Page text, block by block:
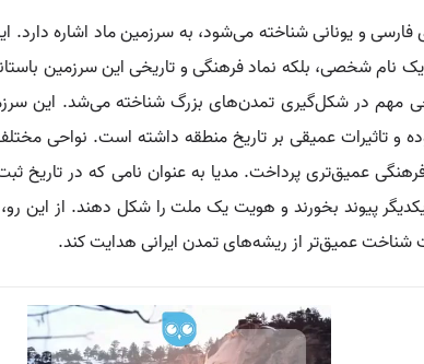
و یونانی شناخته می‌شود، به سرزمین ماد اشاره دارد.
یک نام شخصی، بلکه نماد فرهنگی و تاریخی این سرزمین
مهم در شکل‌گیری تمدن‌های بزرگ شناخته می‌شد. این
تاثیرات عمیقی بر تاریخ منطقه داشته است. نواحی
عمیق‌تری پرداخت. مدیا به عنوان نامی که در تاریخ
پیوند بخورند و هویت یک ملت را شکل دهند. از این
شناخت عمیق‌تر از ریشه‌های تمدن ایرانی هدایت کند.